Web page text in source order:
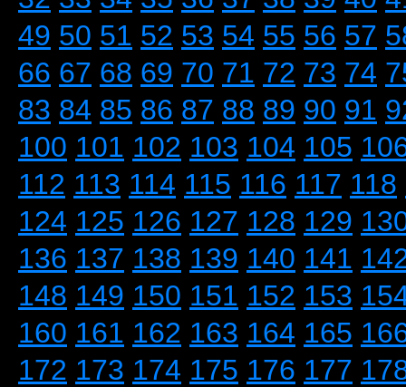
49 50 51 52 53 54 55 56 57
66 67 68 69 70 71 72 73 74
83 84 85 86 87 88 89 90 91
100 101 102 103 104 105
112 113 114 115 116 117 118
124 125 126 127 128 129
136 137 138 139 140 141
148 149 150 151 152 153
160 161 162 163 164 165
172 173 174 175 176 177